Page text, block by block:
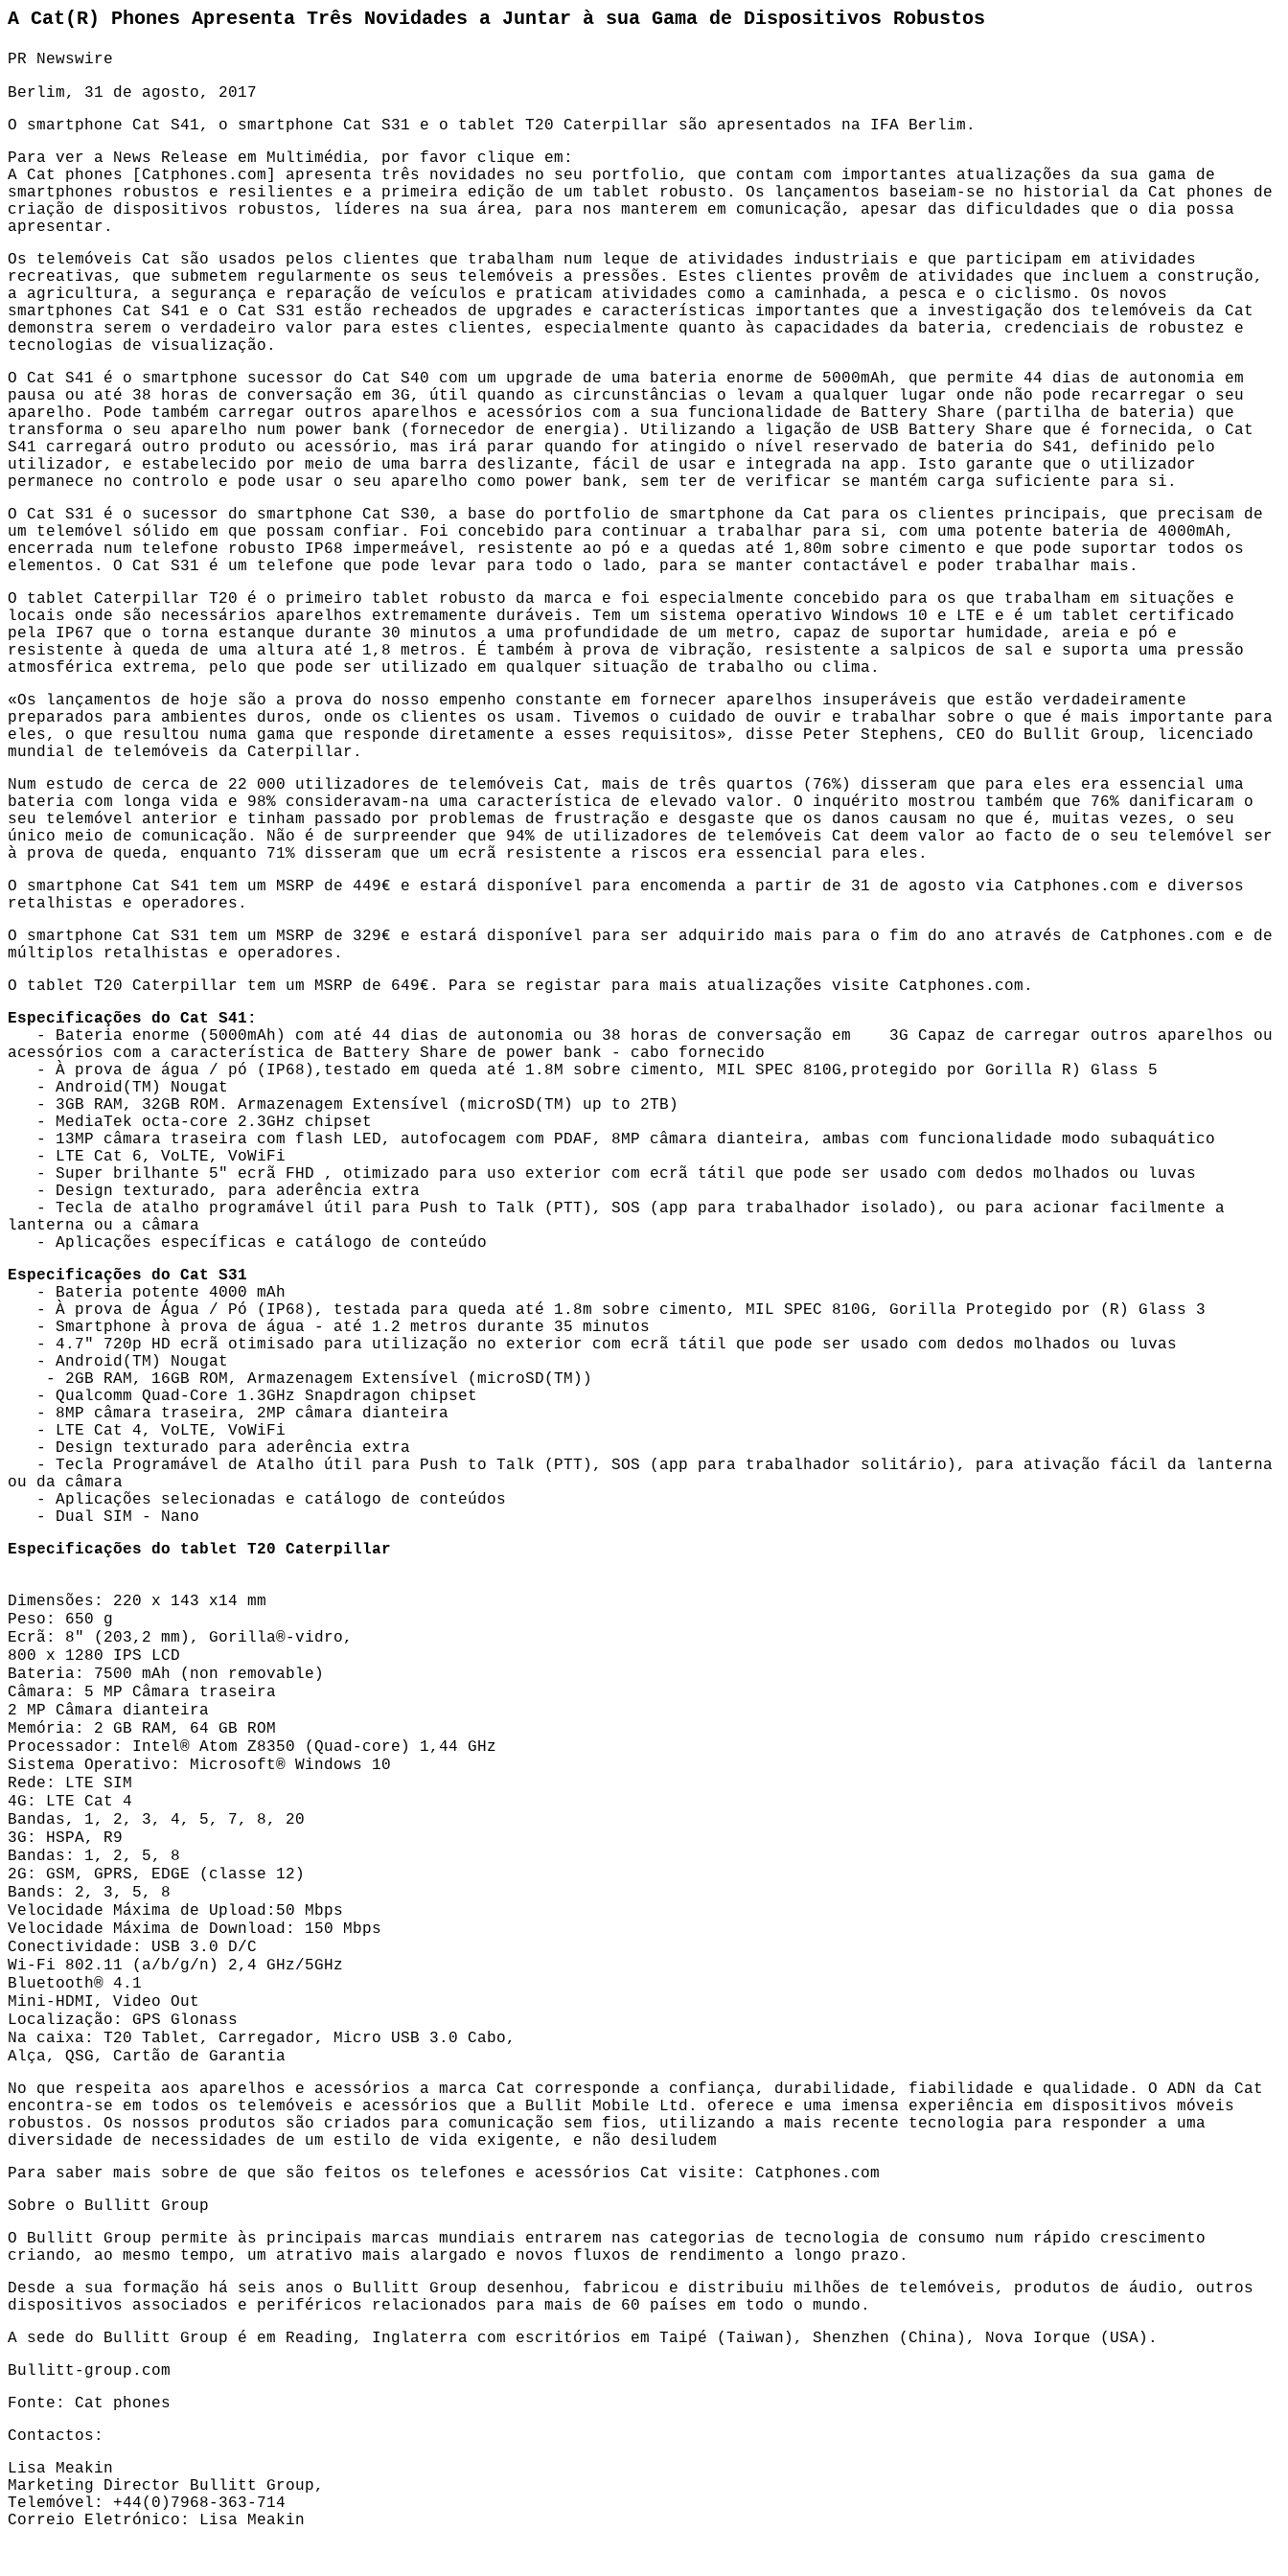
A Cat(R) Phones Apresenta Três Novidades a Juntar à sua Gama de Dispositivos Robustos
PR Newswire
Berlim, 31 de agosto, 2017
O smartphone Cat S41, o smartphone Cat S31 e o tablet T20 Caterpillar são apresentados na IFA Berlim.
Para ver a News Release em Multimédia, por favor clique em:
A Cat phones [ Catphones.com ] apresenta três novidades no seu portfolio, que contam com importantes atualizações da sua gama de
smartphones robustos e resilientes e a primeira edição de um tablet robusto. Os lançamentos baseiam-se no historial da Cat phones de
criação de dispositivos robustos, líderes na sua área, para nos manterem em comunicação, apesar das dificuldades que o dia possa
apresentar.
Os telemóveis Cat são usados pelos clientes que trabalham num leque de atividades industriais e que participam em atividades
recreativas, que submetem regularmente os seus telemóveis a pressões. Estes clientes provêm de atividades que incluem a construção,
a agricultura, a segurança e reparação de veículos e praticam atividades como a caminhada, a pesca e o ciclismo. Os novos
smartphones Cat S41 e o Cat S31 estão recheados de upgrades e características importantes que a investigação dos telemóveis da Cat
demonstra serem o verdadeiro valor para estes clientes, especialmente quanto às capacidades da bateria, credenciais de robustez e
tecnologias de visualização.
O Cat S41 é o smartphone sucessor do Cat S40 com um upgrade de uma bateria enorme de 5000mAh, que permite 44 dias de autonomia em
pausa ou até 38 horas de conversação em 3G, útil quando as circunstâncias o levam a qualquer lugar onde não pode recarregar o seu
aparelho. Pode também carregar outros aparelhos e acessórios com a sua funcionalidade de Battery Share (partilha de bateria) que
transforma o seu aparelho num power bank (fornecedor de energia). Utilizando a ligação de USB Battery Share que é fornecida, o Cat
S41 carregará outro produto ou acessório, mas irá parar quando for atingido o nível reservado de bateria do S41, definido pelo
utilizador, e estabelecido por meio de uma barra deslizante, fácil de usar e integrada na app. Isto garante que o utilizador
permanece no controlo e pode usar o seu aparelho como power bank, sem ter de verificar se mantém carga suficiente para si.
O Cat S31 é o sucessor do smartphone Cat S30, a base do portfolio de smartphone da Cat para os clientes principais, que precisam de
um telemóvel sólido em que possam confiar. Foi concebido para continuar a trabalhar para si, com uma potente bateria de 4000mAh,
encerrada num telefone robusto IP68 impermeável, resistente ao pó e a quedas até 1,80m sobre cimento e que pode suportar todos os
elementos. O Cat S31 é um telefone que pode levar para todo o lado, para se manter contactável e poder trabalhar mais.
O tablet Caterpillar T20 é o primeiro tablet robusto da marca e foi especialmente concebido para os que trabalham em situações e
locais onde são necessários aparelhos extremamente duráveis. Tem um sistema operativo Windows 10 e LTE e é um tablet certificado
pela IP67 que o torna estanque durante 30 minutos a uma profundidade de um metro, capaz de suportar humidade, areia e pó e
resistente à queda de uma altura até 1,8 metros. É também à prova de vibração, resistente a salpicos de sal e suporta uma pressão
atmosférica extrema, pelo que pode ser utilizado em qualquer situação de trabalho ou clima.
«Os lançamentos de hoje são a prova do nosso empenho constante em fornecer aparelhos insuperáveis que estão verdadeiramente
preparados para ambientes duros, onde os clientes os usam. Tivemos o cuidado de ouvir e trabalhar sobre o que é mais importante para
eles, o que resultou numa gama que responde diretamente a esses requisitos», disse Peter Stephens, CEO do Bullit Group, licenciado
mundial de telemóveis da Caterpillar.
Num estudo de cerca de 22 000 utilizadores de telemóveis Cat, mais de três quartos (76%) disseram que para eles era essencial uma
bateria com longa vida e 98% consideravam-na uma característica de elevado valor. O inquérito mostrou também que 76% danificaram o
seu telemóvel anterior e tinham passado por problemas de frustração e desgaste que os danos causam no que é, muitas vezes, o seu
único meio de comunicação. Não é de surpreender que 94% de utilizadores de telemóveis Cat deem valor ao facto de o seu telemóvel ser
à prova de queda, enquanto 71% disseram que um ecrã resistente a riscos era essencial para eles.
O smartphone Cat S41 tem um MSRP de 449€ e estará disponível para encomenda a partir de 31 de agosto via Catphones.com e diversos
retalhistas e operadores.
O smartphone Cat S31 tem um MSRP de 329€ e estará disponível para ser adquirido mais para o fim do ano através de Catphones.com e de
múltiplos retalhistas e operadores.
O tablet T20 Caterpillar tem um MSRP de 649€. Para se registar para mais atualizações visite Catphones.com .
Especificações do Cat S41:
- Bateria enorme (5000mAh) com até 44 dias de autonomia ou 38 horas de conversação em 3G Capaz de carregar outros aparelhos ou
acessórios com a característica de Battery Share de power bank - cabo fornecido
- À prova de água / pó (IP68),testado em queda até 1.8M sobre cimento, MIL SPEC 810G,protegido por Gorilla R) Glass 5
- Android(TM) Nougat
- 3GB RAM, 32GB ROM. Armazenagem Extensível (microSD(TM) up to 2TB)
- MediaTek octa-core 2.3GHz chipset
- 13MP câmara traseira com flash LED, autofocagem com PDAF, 8MP câmara dianteira, ambas com funcionalidade modo subaquático
- LTE Cat 6, VoLTE, VoWiFi
- Super brilhante 5" ecrã FHD , otimizado para uso exterior com ecrã tátil que pode ser usado com dedos molhados ou luvas
- Design texturado, para aderência extra
- Tecla de atalho programável útil para Push to Talk (PTT), SOS (app para trabalhador isolado), ou para acionar facilmente a
lanterna ou a câmara
- Aplicações específicas e catálogo de conteúdo
Especificações do Cat S31
- Bateria potente 4000 mAh
- À prova de Água / Pó (IP68), testada para queda até 1.8m sobre cimento, MIL SPEC 810G, Gorilla Protegido por (R) Glass 3
- Smartphone à prova de água - até 1.2 metros durante 35 minutos
- 4.7" 720p HD ecrã otimisado para utilização no exterior com ecrã tátil que pode ser usado com dedos molhados ou luvas
- Android(TM) Nougat
- 2GB RAM, 16GB ROM, Armazenagem Extensível (microSD(TM))
- Qualcomm Quad-Core 1.3GHz Snapdragon chipset
- 8MP câmara traseira, 2MP câmara dianteira
- LTE Cat 4, VoLTE, VoWiFi
- Design texturado para aderência extra
- Tecla Programável de Atalho útil para Push to Talk (PTT), SOS (app para trabalhador solitário), para ativação fácil da lanterna
ou da câmara
- Aplicações selecionadas e catálogo de conteúdos
- Dual SIM - Nano
Especificações do tablet T20 Caterpillar
Dimensões: 220 x 143 x14 mm
Peso: 650 g
Ecrã: 8" (203,2 mm), Gorilla®-vidro,
800 x 1280 IPS LCD
Bateria: 7500 mAh (non removable)
Câmara: 5 MP Câmara traseira
2 MP Câmara dianteira
Memória: 2 GB RAM, 64 GB ROM
Processador: Intel® Atom Z8350 (Quad-core) 1,44 GHz
Sistema Operativo: Microsoft® Windows 10
Rede: LTE SIM
4G: LTE Cat 4
Bandas, 1, 2, 3, 4, 5, 7, 8, 20
3G: HSPA, R9
Bandas: 1, 2, 5, 8
2G: GSM, GPRS, EDGE (classe 12)
Bands: 2, 3, 5, 8
Velocidade Máxima de Upload:50 Mbps
Velocidade Máxima de Download: 150 Mbps
Conectividade: USB 3.0 D/C
Wi-Fi 802.11 (a/b/g/n) 2,4 GHz/5GHz
Bluetooth® 4.1
Mini-HDMI, Video Out
Localização: GPS Glonass
Na caixa: T20 Tablet, Carregador, Micro USB 3.0 Cabo,
Alça, QSG, Cartão de Garantia
No que respeita aos aparelhos e acessórios a marca Cat corresponde a confiança, durabilidade, fiabilidade e qualidade. O ADN da Cat
encontra-se em todos os telemóveis e acessórios que a Bullit Mobile Ltd. oferece e uma imensa experiência em dispositivos móveis
robustos. Os nossos produtos são criados para comunicação sem fios, utilizando a mais recente tecnologia para responder a uma
diversidade de necessidades de um estilo de vida exigente, e não desiludem
Para saber mais sobre de que são feitos os telefones e acessórios Cat visite: Catphones.com
Sobre o Bullitt Group
O Bullitt Group permite às principais marcas mundiais entrarem nas categorias de tecnologia de consumo num rápido crescimento
criando, ao mesmo tempo, um atrativo mais alargado e novos fluxos de rendimento a longo prazo.
Desde a sua formação há seis anos o Bullitt Group desenhou, fabricou e distribuiu milhões de telemóveis, produtos de áudio, outros
dispositivos associados e periféricos relacionados para mais de 60 países em todo o mundo.
A sede do Bullitt Group é em Reading, Inglaterra com escritórios em Taipé (Taiwan), Shenzhen (China), Nova Iorque (USA).
Bullitt-group.com
Fonte: Cat phones
Contactos:
Lisa Meakin
Marketing Director Bullitt Group,
Telemóvel: +44(0)7968-363-714
Correio Eletrónico: Lisa Meakin